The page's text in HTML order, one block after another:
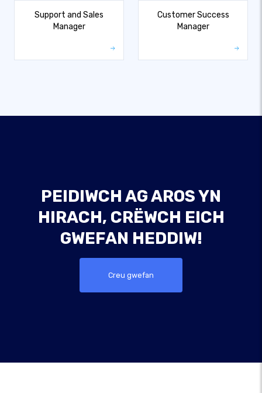
Support and Sales
Manager
Customer Success
Manager
PEIDIWCH AG AROS YN
HIRACH, CRËWCH EICH
GWEFAN HEDDIW!
Creu gwefan